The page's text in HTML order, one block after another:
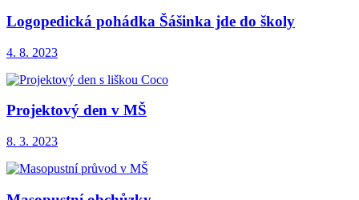
Logopedická pohádka Šášinka jde do školy
4. 8. 2023
Projektový den v MŠ
8. 3. 2023